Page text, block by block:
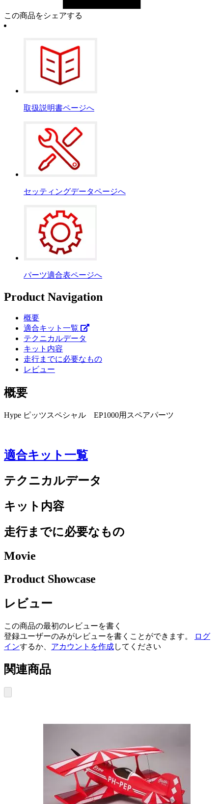
この商品をシェアする
取扱説明書ページへ
セッティングデータページへ
パーツ適合表ページへ
Product Navigation
概要
適合キット一覧
テクニカルデータ
キット内容
走行までに必要なもの
レビュー
概要
Hype ピッツスペシャル EP1000用スペアパーツ
適合キット一覧
テクニカルデータ
キット内容
走行までに必要なもの
Movie
Product Showcase
レビュー
この商品の最初のレビューを書く
登録ユーザーのみがレビューを書くことができます。
ログ
インするか、 アカウントを作成してください
関連商品